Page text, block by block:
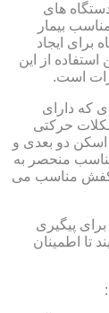
های
بیمار
برای ایجاد
از این
است.
که دارای
حرکتی
اسکن دو بعدی و
منحصر به
کفش مناسب می
پیگیری
تا اطمینان